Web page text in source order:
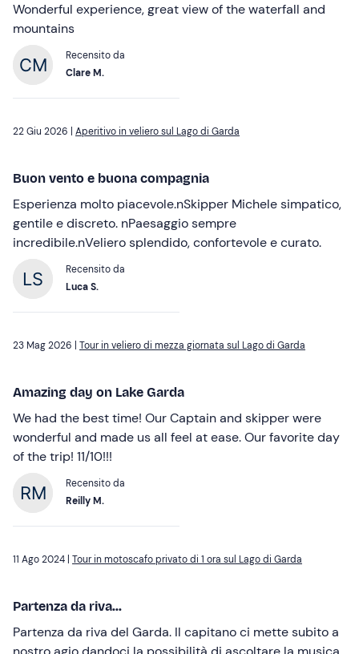
Wonderful experience, great view of the waterfall and
mountains
Recensito da
Clare M.
22 Giu 2026 | Aperitivo in veliero sul Lago di Garda
Buon vento e buona compagnia
Esperienza molto piacevole.nSkipper Michele simpatico,
gentile e discreto. nPaesaggio sempre
incredibile.nVeliero splendido, confortevole e curato.
Recensito da
Luca S.
23 Mag 2026 | Tour in veliero di mezza giornata sul Lago di Garda
Amazing day on Lake Garda
We had the best time! Our Captain and skipper were
wonderful and made us all feel at ease. Our favorite day
of the trip! 11/10!!!
Recensito da
Reilly M.
11 Ago 2024 | Tour in motoscafo privato di 1 ora sul Lago di Garda
Partenza da riva...
Partenza da riva del Garda. Il capitano ci mette subito a